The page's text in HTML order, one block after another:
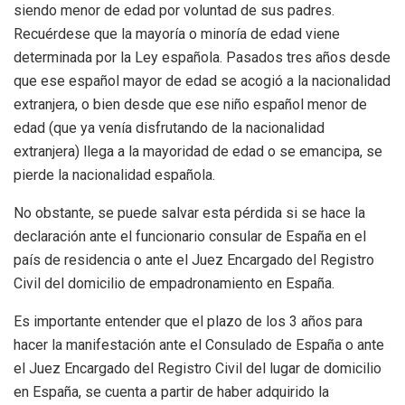
siendo menor de edad por voluntad de sus padres.
Recuérdese que la mayoría o minoría de edad viene
determinada por la Ley española. Pasados tres años desde
que ese español mayor de edad se acogió a la nacionalidad
extranjera, o bien desde que ese niño español menor de
edad (que ya venía disfrutando de la nacionalidad
extranjera) llega a la mayoridad de edad o se emancipa, se
pierde la nacionalidad española.
No obstante, se puede salvar esta pérdida si se hace la
declaración ante el funcionario consular de España en el
país de residencia o ante el Juez Encargado del Registro
Civil del domicilio de empadronamiento en España.
Es importante entender que el plazo de los 3 años para
hacer la manifestación ante el Consulado de España o ante
el Juez Encargado del Registro Civil del lugar de domicilio
en España, se cuenta a partir de haber adquirido la